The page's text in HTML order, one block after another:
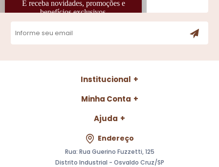
Institucional
Minha Conta
Ajuda
Endereço
Rua: Rua Guerino Fuzzetti, 125
Distrito Industrial - Osvaldo Cruz/SP